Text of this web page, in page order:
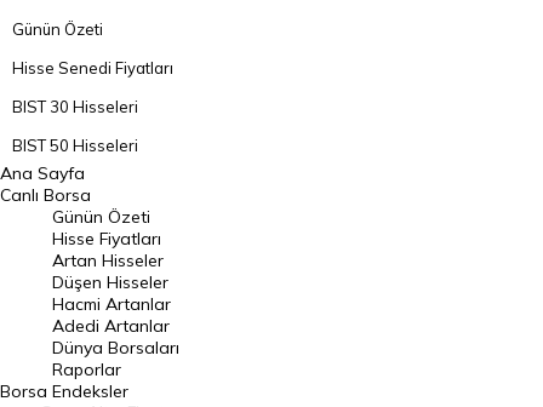
Günün Özeti
Hisse Senedi Fiyatları
BIST 30 Hisseleri
BIST 50 Hisseleri
BIST 100 Hisseleri
En Çok Artan Hisseler
En Çok Düşen Hisseler
Hacmi Artanlar
Geçmiş Kapanışlar
Dünya Borsaları
Ana Sayfa
Canlı Borsa
Borsa
Günün Özeti
Hisse Fiyatları
Artan Hisseler
Düşen Hisseler
Hacmi Artanlar
Adedi Artanlar
Dünya Borsaları
Raporlar
Endeksler